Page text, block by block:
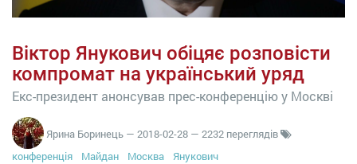
Віктор Янукович обіцяє розповісти
компромат на український уряд
Екс-президент анонсував прес-конференцію у Москві
Ярина Боринець — 2018-02-28 — 2232 переглядів
конференція
Майдан Москва Янукович